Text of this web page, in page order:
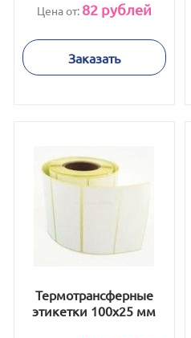
Цена от: 82 рублей
Заказать
Термотрансферные
этикетки 100х25 мм